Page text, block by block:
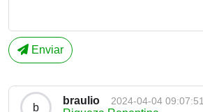
Enviar
b
braulio 2024-04-04 09:07:51